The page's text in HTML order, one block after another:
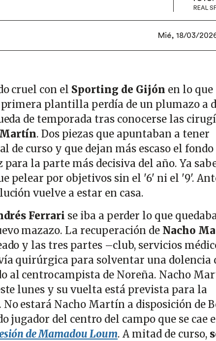
REAL
Mié, 18/03/
cruel con el Sporting de Gijón en lo que
plantilla perdía de un plumazo a
de temporada tras conocerse las
. Dos piezas que apuntaban a tener
de curso y que dejan más escaso el fondo
la parte más decisiva del año. Ya
pelear por objetivos sin el '6' ni el '9'.
vuelve a estar en casa.
Ferrari se iba a perder lo que
mazazo. La recuperación de Nacho
y las tres partes –club, servicios
quirúrgica para solventar una dolencia
al centrocampista de Noreña. Nacho
lunes y su vuelta está prevista para la
No estará Nacho Martín a disposición de
jugador del centro del campo que se cae
de Mamadou Loum. A mitad de curso,